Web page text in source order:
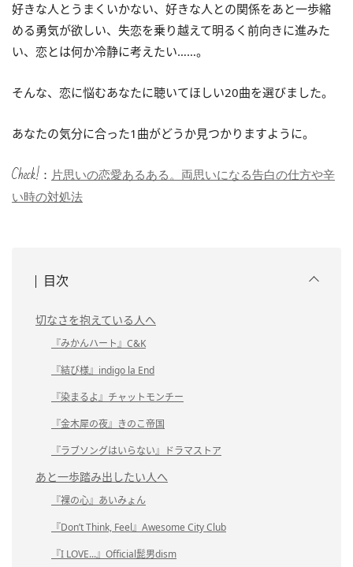
好きな人とうまくいかない、好きな人との関係をあと一歩縮
める勇気が欲しい、失恋を乗り越えて明るく前向きに進みた
い、恋とは何か冷静に考えたい……。
そんな、恋に悩むあなたに聴いてほしい20曲を選びました。
あなたの気分に合った1曲がどうか見つかりますように。
Check!： 片思いの恋愛あるある。両思いになる告白の仕方や辛
い時の対処法
目次
切なさを抱えている人へ
『みかんハート』C&K
『結び様』indigo la End
『染まるよ』チャットモンチー
『金木犀の夜』きのこ帝国
『ラブソングはいらない』ドラマストア
あと一歩踏み出したい人へ
『裸の心』あいみょん
『Don’t Think, Feel』Awesome City Club
『I LOVE...』Official髭男dism